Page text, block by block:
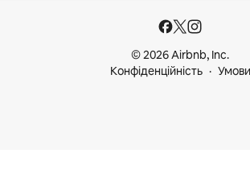
© 2026 Airbnb, Inc.
Конфіденційність
Умови